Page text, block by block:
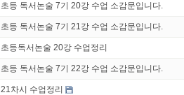
초등 독서논술 7기 20강 수업 소감문입니다.
초등 독서논술 7기 21강 수업 소감문입니다.
초등독서논술 20강 수업정리
초등 독서논술 7기 22강 수업 소감문입니다.
21차시 수업정리